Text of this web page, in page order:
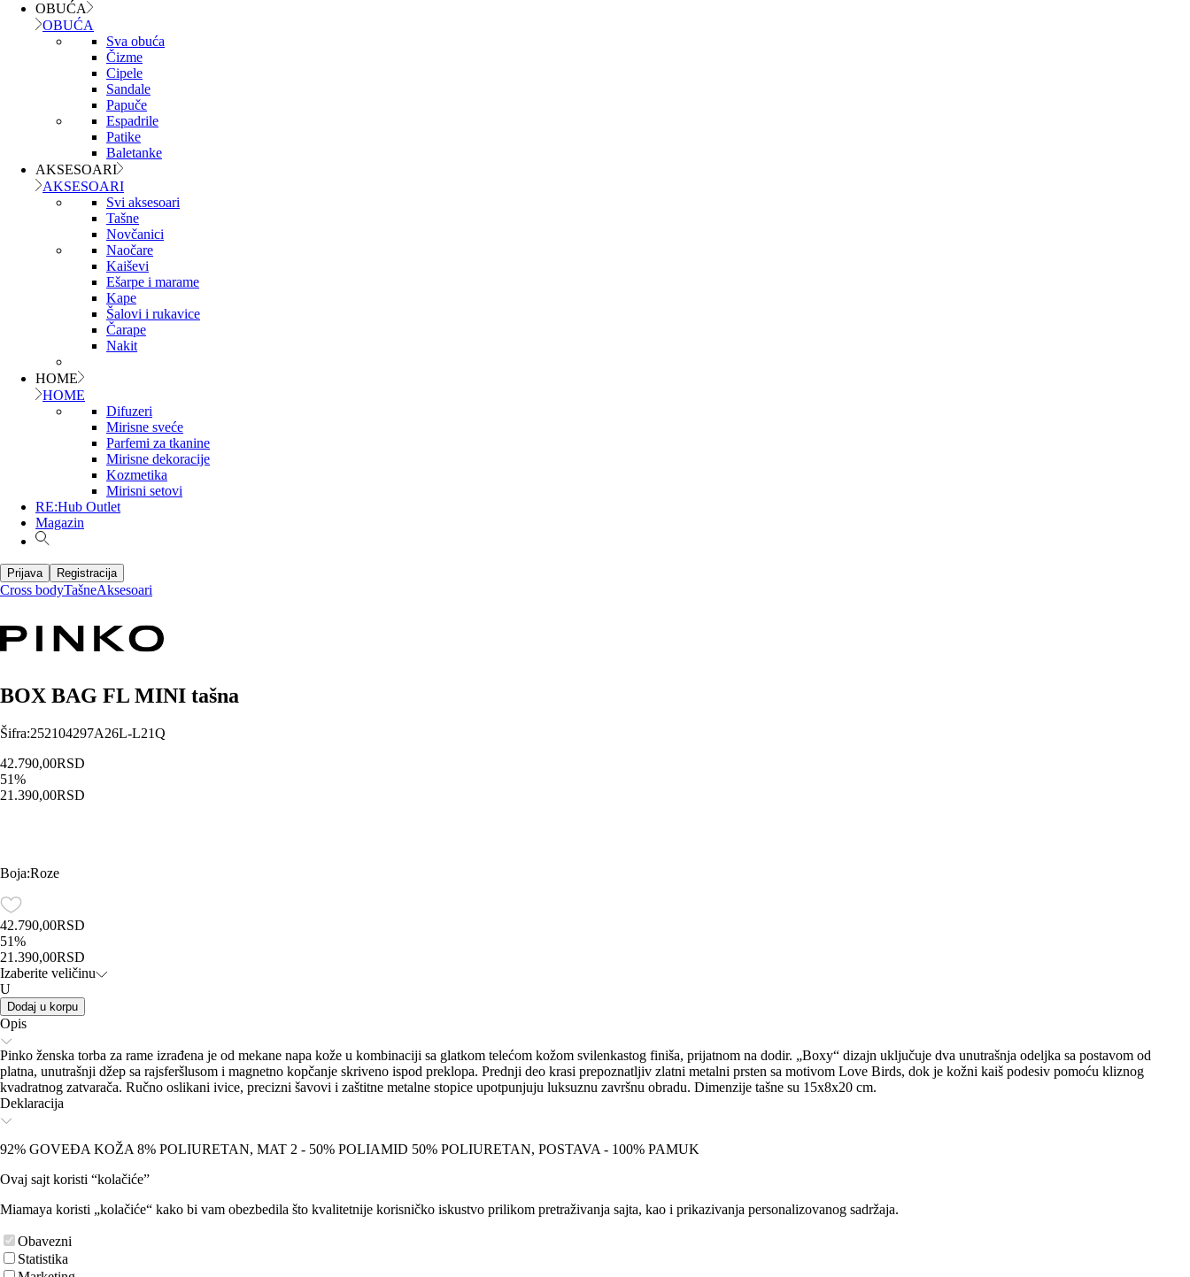
OBUĆA
OBUĆA
Sva obuća
Čizme
Cipele
Sandale
Papuče
Espadrile
Patike
Baletanke
AKSESOARI
AKSESOARI
Svi aksesoari
Tašne
Novčanici
Naočare
Kaiševi
Ešarpe i marame
Kape
Šalovi i rukavice
Čarape
Nakit
HOME
HOME
Difuzeri
Mirisne sveće
Parfemi za tkanine
Mirisne dekoracije
Kozmetika
Mirisni setovi
RE:Hub Outlet
Magazin
Prijava Registracija
Cross bodyTašneAksesoari
BOX BAG FL MINI tašna
Šifra:252104297A26L-L21Q
42.790,00RSD
51%
21.390,00RSD
Boja:Roze
42.790,00RSD
51%
21.390,00RSD
Izaberite veličinu
U
Dodaj u korpu
Opis
Pinko ženska torba za rame izrađena je od mekane napa kože u kombinaciji sa glatkom telećom kožom svilenkastog finiša, prijatnom na dodir. „Boxy“ dizajn uključuje dva unutrašnja odeljka sa postavom od
platna, unutrašnji džep sa rajsferšlusom i magnetno kopčanje skriveno ispod preklopa. Prednji deo krasi prepoznatljiv zlatni metalni prsten sa motivom Love Birds, dok je kožni kaiš podesiv pomoću kliznog
kvadratnog zatvarača. Ručno oslikani ivice, precizni šavovi i zaštitne metalne stopice upotpunjuju luksuznu završnu obradu. Dimenzije tašne su 15x8x20 cm.
Deklaracija
92% GOVEĐA KOŽA 8% POLIURETAN, MAT 2 - 50% POLIAMID 50% POLIURETAN, POSTAVA - 100% PAMUK
Ovaj sajt koristi “kolačiće”
Miamaya koristi „kolačiće“ kako bi vam obezbedila što kvalitetnije korisničko iskustvo prilikom pretraživanja sajta, kao i prikazivanja personalizovanog sadržaja.
Obavezni
Statistika